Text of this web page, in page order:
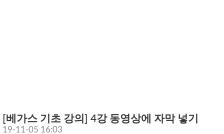
[베가스 기초 강의] 4강 동영상에 자막 넣기
19-11-05 16:03